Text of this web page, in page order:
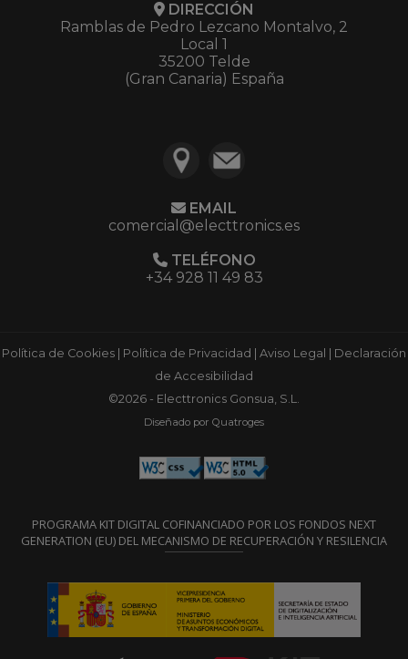
DIRECCIÓN
Ramblas de Pedro Lezcano Montalvo, 2
Local 1
35200 Telde
(Gran Canaria) España
EMAIL
comercial@electtronics.es
TELÉFONO
+34 928 11 49 83
Política de Cookies Política de Privacidad Aviso Legal
Declaración
de Accesibilidad
©2026 - Electtronics Gonsua, S.L.
Diseñado por Quatroges
PROGRAMA KIT DIGITAL COFINANCIADO POR LOS FONDOS NEXT
GENERATION (EU) DEL MECANISMO DE RECUPERACIÓN Y RESILENCIA